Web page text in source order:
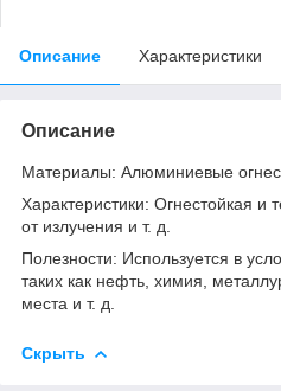
Описание Характеристики
Описание
Материалы: Алюминиевые
Характеристики: Огнестойкая и
от излучения и т. д.
Полезности: Используется в
таких как нефть, химия,
места и т. д.
Скрыть